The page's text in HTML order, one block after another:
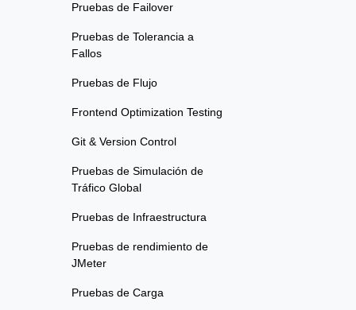
Pruebas de Failover
Pruebas de Tolerancia a
Fallos
Pruebas de Flujo
Frontend Optimization Testing
Git & Version Control
Pruebas de Simulación de
Tráfico Global
Pruebas de Infraestructura
Pruebas de rendimiento de
JMeter
Pruebas de Carga